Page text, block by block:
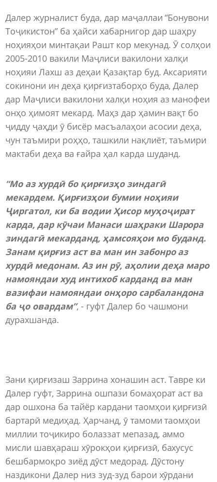
Далер журналист буда, дар маҷаллаи “Бонувони
Тоҷикистон” ба ҳайси хабарнигор дар шаҳру
ноҳияҳои минтақаи Рашт кор мекунад. Ӯ солҳои
2005-2010 вакили Маҷлиси вакилони халқи
ноҳияи Лахш аз деҳаи Қазақтар буд. Аксарияти
сокинони ин деҳа қирғизтаборҳо буда, Далер
дар Маҷлиси вакилони халқи ноҳия аз манофеи
онҳо ҳимоят мекард. Маҳз дар ҳамин вақт бо
ҷидду ҷаҳди ӯ бисёр масъалаҳои асосии деҳа,
чун таъмири роҳҳо, ташкили нақлиёт, таъмири
мактаби деҳа ва ғайра ҳал карда шуданд.
“Мо аз хурдӣ бо қирғизҳо зиндагӣ
мекардем. Қирғизҳои бумии ноҳияи
Ҷиргатол, ки ба водии Ҳисор муҳоҷират
карда, дар кӯчаи Манаси шаҳраки Шарора
зиндагӣ мекарданд, ҳамсояҳои мо буданд.
Занам қирғиз аст ва ман ин забонро аз
хурдӣ медонам. Аз ин рӯ, аҳолии деҳа маро
намояндаи худ интихоб карданд ва ман
вазифаи намояндаи онҳоро сарбаландона
ба ҷо овардам”, - гуфт Далер бо чашмони
дурахшанда.
Зани қирғизаш Заррина хонашин аст. Тавре ки
Далер гуфт, Заррина ошпази бомаҳорат аст ва
дар ошхона ба тайёр кардани таомҳои қирғизӣ
бартарӣ медиҳад. Ҳарчанд, ӯ тамоми таомҳои
миллии тоҷикиро болаззат мепазад, аммо
мисли шавҳараш хӯрокҳои қирғизӣ, бахусус
бешбармоқро зиёд дӯст медорад. Дӯстону
наздикони Далер низ зуд-зуд барои хӯрдани